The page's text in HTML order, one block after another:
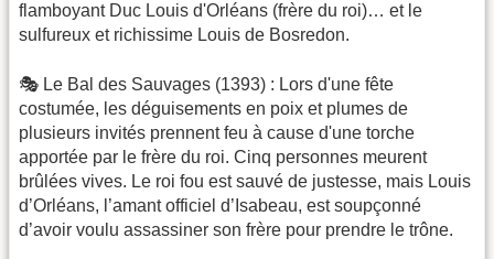
flamboyant Duc Louis d'Orléans (frère du roi)… et le
sulfureux et richissime Louis de Bosredon.
​🎭 Le Bal des Sauvages (1393) : Lors d'une fête
costumée, les déguisements en poix et plumes de
plusieurs invités prennent feu à cause d'une torche
apportée par le frère du roi. Cinq personnes meurent
brûlées vives. Le roi fou est sauvé de justesse, mais Louis
d’Orléans, l’amant officiel d’Isabeau, est soupçonné
d’avoir voulu assassiner son frère pour prendre le trône.